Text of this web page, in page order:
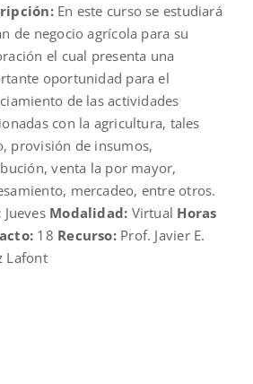
$325.00.$220.00.
En este curso se estudiará
de negocio agrícola para su
el cual presenta una
oportunidad para el
de las actividades
con la agricultura, tales
provisión de insumos,
venta la por mayor,
mercadeo, entre otros.
Jueves Modalidad: Virtual Horas
18 Recurso:Prof. Javier E.
Lafont